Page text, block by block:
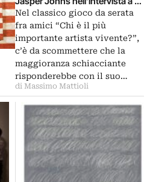
Lettura del Corriere della Sera
Nel classico gioco da serata
fra amici “Chi è il più
importante artista vivente?”,
c’è da scommettere che la
maggioranza schiacciante
risponderebbe con il suo…
di Massimo Mattioli